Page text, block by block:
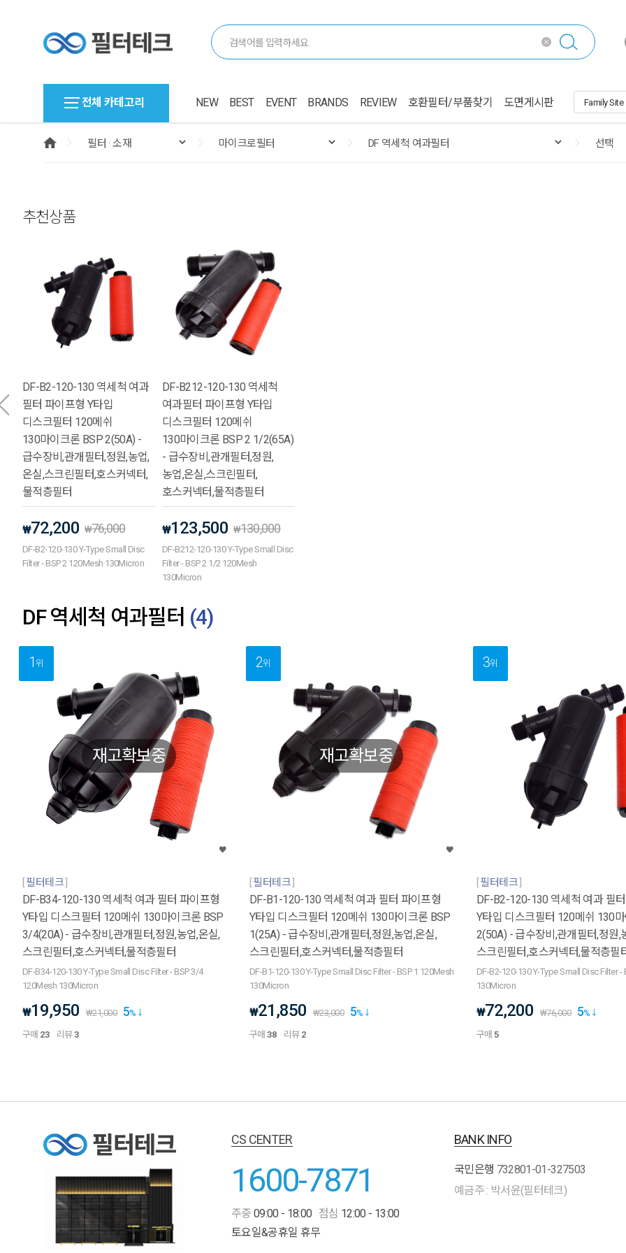
전체 카테고리 NEW BEST EVENT BRANDS REVIEW 호환필터/부품찾기 도면게시판
추천상품
DF-B2-120-130 역세척 여과
필터 파이프형 Y타입
디스크필터 120메쉬
130마이크론 BSP 2(50A) -
급수장비,관개필터,정원,농업,
온실,스크린필터,호스커넥터,
물적층필터
₩72,200 ₩76,000
DF-B2-120-130 Y-Type Small Disc
Filter - BSP 2 120Mesh 130Micron
DF-B212-120-130 역세척
여과필터 파이프형 Y타입
디스크필터 120메쉬
130마이크론 BSP 2 1/2(65A)
- 급수장비,관개필터,정원,
농업,온실,스크린필터,
호스커넥터,물적층필터
₩123,500 ₩130,000
DF-B212-120-130 Y-Type Small Disc
Filter - BSP 2 1/2 120Mesh
130Micron
DF 역세척 여과필터 (4)
재고확보중
1위
필터테크
DF-B34-120-130 역세척 여과 필터 파이프형
Y타입 디스크필터 120메쉬 130마이크론 BSP
3/4(20A) - 급수장비,관개필터,정원,농업,온실,
스크린필터,호스커넥터,물적층필터
DF-B34-120-130 Y-Type Small Disc Filter - BSP 3/4
120Mesh 130Micron
₩19,950 ₩21,000 5%
구매 23 리뷰3
재고확보중
2위
필터테크
DF-B1-120-130 역세척 여과 필터 파이프형
Y타입 디스크필터 120메쉬 130마이크론 BSP
1(25A) - 급수장비,관개필터,정원,농업,온실,
스크린필터,호스커넥터,물적층필터
DF-B1-120-130 Y-Type Small Disc Filter - BSP 1 120Mesh
130Micron
₩21,850 ₩23,000 5%
구매38 리뷰 2
3위
필터테크
DF-B2-120-130 역세척 여과 필
Y타입 디스크필터 120메쉬 130
2(50A) - 급수장비,관개필터,정원,
스크린필터,호스커넥터,물적층필
DF-B2-120-130 Y-Type Small Disc Filter -
130Micron
₩72,200 ₩76,000 5%
구매5
CS CENTER
1600-7871
주중 09:00 - 18:00 점심 12:00 - 13:00
토요일&공휴일 휴무
BANK INFO
국민은행 732801-01-327503
예금주 : 박서윤(필터테크)